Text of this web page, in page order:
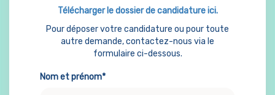
Télécharger le dossier de candidature ici.
Pour déposer votre candidature ou pour toute
autre demande, contactez-nous via le
formulaire ci-dessous.
Nom et prénom*